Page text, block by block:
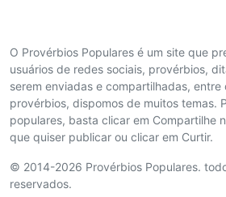
O Provérbios Populares é um site que
usuários de redes sociais, provérbios,
serem enviadas e compartilhadas,
provérbios, dispomos de muitos temas.
populares, basta clicar em Compartilhe
que quiser publicar ou clicar em Curtir.
© 2014-2026 Provérbios Populares.
reservados.